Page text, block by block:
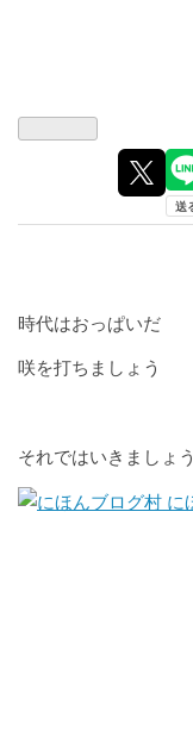
時代はおっぱいだ
咲を打ちましょう
それではいきましょう